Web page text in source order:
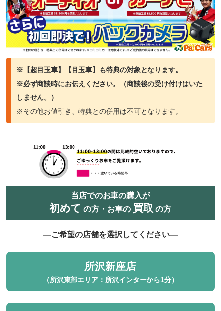
※【超目玉車】【目玉車】も特典の対象となります。
※必ず商談時にお伝えください。（商談後の受け付けはいた
しません。）
※その他お値引き、特典との併用は不可となります。
当店でのお車の購入が
初めて の方・お車の 買取 の方
―ご希望の店舗を選択してください―
所沢新座店
（所沢東部エリア：所沢インターから1分）